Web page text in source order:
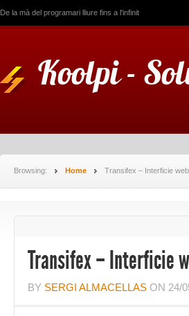
De la mà del programari lliure fins a l'infinit
Koolpi -
Browsing: Home Transifex – Interficie
Transifex – Interficie
BY SERGI ALMACELLAS ON 24/